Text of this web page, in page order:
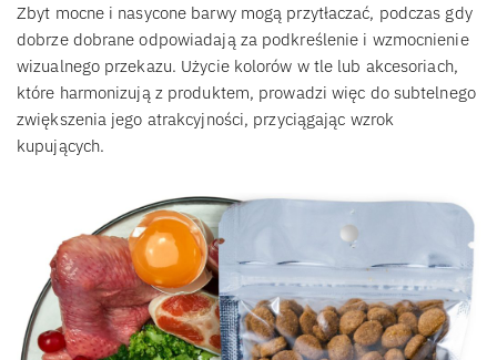
Zbyt mocne i nasycone barwy mogą przytłaczać, podczas gdy
dobrze dobrane odpowiadają za podkreślenie i wzmocnienie
wizualnego przekazu. Użycie kolorów w tle lub akcesoriach,
które harmonizują z produktem, prowadzi więc do subtelnego
zwiększenia jego atrakcyjności, przyciągając wzrok
kupujących.